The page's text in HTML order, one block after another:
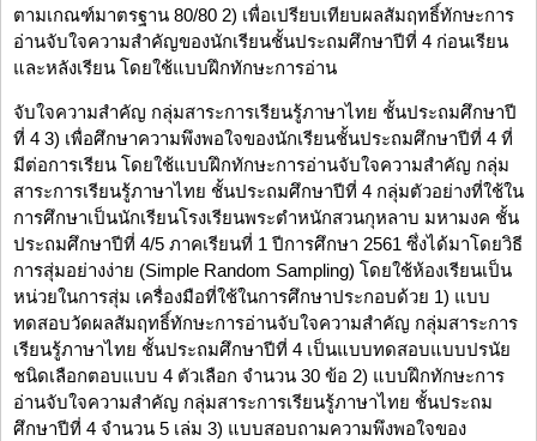
ตามเกณฑ์มาตรฐาน 80/80 2) เพื่อเปรียบเทียบผลสัมฤทธิ์ทักษะการ
อ่านจับใจความสำคัญของนักเรียนชั้นประถมศึกษาปีที่ 4 ก่อนเรียน
และหลังเรียน โดยใช้แบบฝึกทักษะการอ่าน
จับใจความสำคัญ กลุ่มสาระการเรียนรู้ภาษาไทย ชั้นประถมศึกษาปี
ที่ 4 3) เพื่อศึกษาความพึงพอใจของนักเรียนชั้นประถมศึกษาปีที่ 4 ที่
มีต่อการเรียน โดยใช้แบบฝึกทักษะการอ่านจับใจความสำคัญ กลุ่ม
สาระการเรียนรู้ภาษาไทย ชั้นประถมศึกษาปีที่ 4 กลุ่มตัวอย่างที่ใช้ใน
การศึกษาเป็นนักเรียนโรงเรียนพระตำหนักสวนกุหลาบ มหามงค ชั้น
ประถมศึกษาปีที่ 4/5 ภาคเรียนที่ 1 ปีการศึกษา 2561 ซึ่งได้มาโดยวิธี
การสุ่มอย่างง่าย (Simple Random Sampling) โดยใช้ห้องเรียนเป็น
หน่วยในการสุ่ม เครื่องมือที่ใช้ในการศึกษาประกอบด้วย 1) แบบ
ทดสอบวัดผลสัมฤทธิ์ทักษะการอ่านจับใจความสำคัญ กลุ่มสาระการ
เรียนรู้ภาษาไทย ชั้นประถมศึกษาปีที่ 4 เป็นแบบทดสอบแบบปรนัย
ชนิดเลือกตอบแบบ 4 ตัวเลือก จำนวน 30 ข้อ 2) แบบฝึกทักษะการ
อ่านจับใจความสำคัญ กลุ่มสาระการเรียนรู้ภาษาไทย ชั้นประถม
ศึกษาปีที่ 4 จำนวน 5 เล่ม 3) แบบสอบถามความพึงพอใจของ